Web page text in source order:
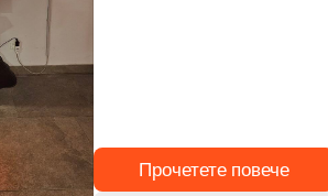
Прочетете повече